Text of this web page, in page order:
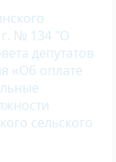
г. № 134 "О
депутатов
«Об оплате
сельского